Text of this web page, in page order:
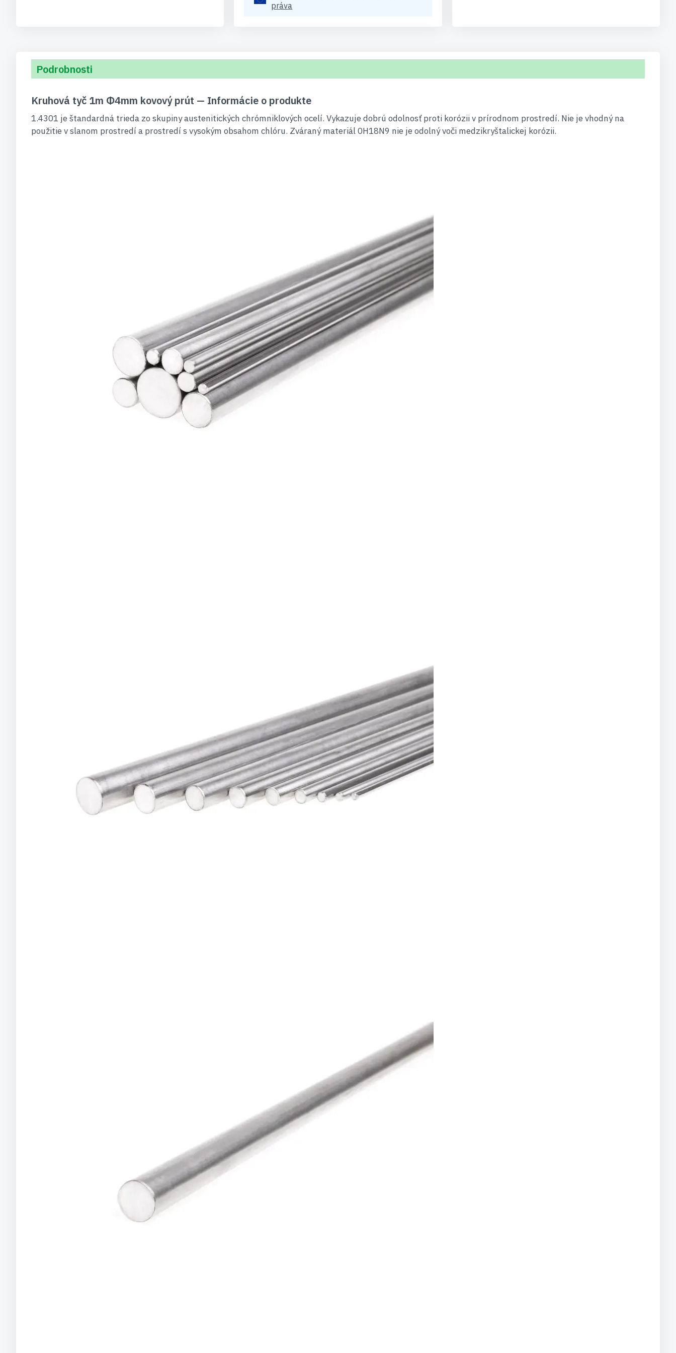
práva
Podrobnosti
Kruhová tyč 1m Φ4mm kovový prút — Informácie o produkte
1.4301 je štandardná trieda zo skupiny austenitických chrómniklových ocelí. Vykazuje dobrú odolnosť proti korózii v prírodnom prostredí. Nie je vhodný na
použitie v slanom prostredí a prostredí s vysokým obsahom chlóru. Zváraný materiál 0H18N9 nie je odolný voči medzikryštalickej korózii.